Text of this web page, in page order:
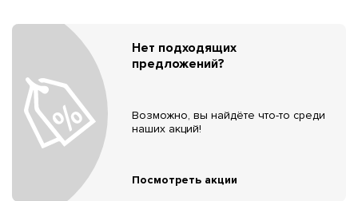
Нет подходящих
предложений?
Возможно, вы найдёте что-то среди
наших акций!
Посмотреть акции